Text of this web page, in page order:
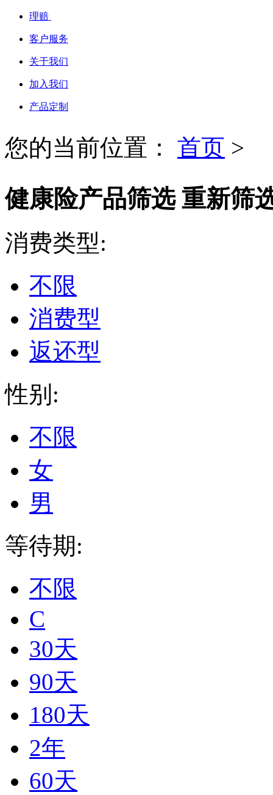
理赔
客户服务
关于我们
加入我们
产品定制
您的当前位置： 首页 >
健康险产品筛选 重新筛
消费类型:
不限
消费型
返还型
性别:
不限
女
男
等待期:
不限
C
30天
90天
180天
2年
60天